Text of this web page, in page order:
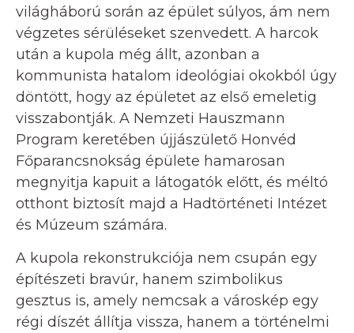
világháború során az épület súlyos, ám nem
végzetes sérüléseket szenvedett. A harcok
után a kupola még állt, azonban a
kommunista hatalom ideológiai okokból úgy
döntött, hogy az épületet az első emeletig
visszabontják. A Nemzeti Hauszmann
Program keretében újjászülető Honvéd
Főparancsnokság épülete hamarosan
megnyitja kapuit a látogatók előtt, és méltó
otthont biztosít majd a Hadtörténeti Intézet
és Múzeum számára.
A kupola rekonstrukciója nem csupán egy
építészeti bravúr, hanem szimbolikus
gesztus is, amely nemcsak a városkép egy
régi díszét állítja vissza, hanem a történelmi